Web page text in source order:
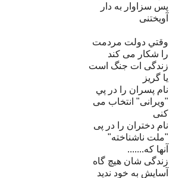
پس سزاوار به دار
آویختنی
وقتي دولت مردمت
را شکار مى کند
زندگى ات جنگ است
يا گريز
نام پسران را در پي
"ويرانى" انتخاب مى
کنى
نام دختران را در پى
"ملت ناشناخته" ‏
آنها که.......‏
زندگى شان هيچ گاه
آسايش به خود نديد